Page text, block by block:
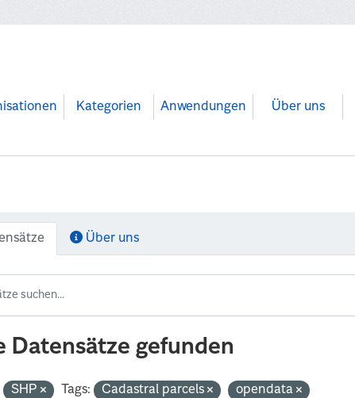
Kategorien Anwendungen Über uns
Über uns
Datensätze gefunden
SHP Tags: Cadastral parcels
opendata